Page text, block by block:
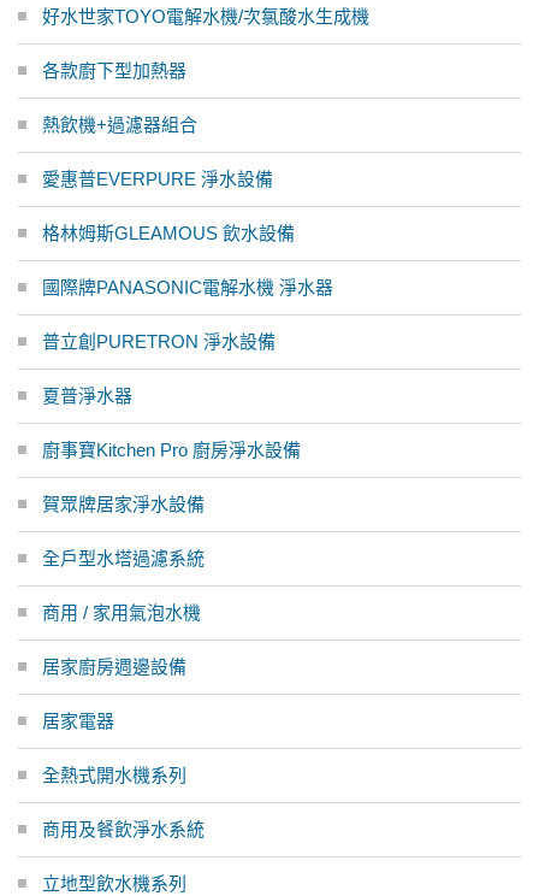
好水世家TOYO電解水機/次氯酸水生成機
各款廚下型加熱器
熱飲機+過濾器組合
愛惠普EVERPURE 淨水設備
格林姆斯GLEAMOUS 飲水設備
國際牌PANASONIC電解水機 淨水器
普立創PURETRON 淨水設備
夏普淨水器
廚事寶Kitchen Pro 廚房淨水設備
賀眾牌居家淨水設備
全戶型水塔過濾系統
商用 / 家用氣泡水機
居家廚房週邊設備
居家電器
全熱式開水機系列
商用及餐飲淨水系統
立地型飲水機系列